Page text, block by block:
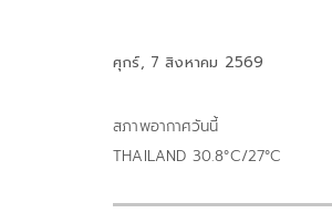
ศุกร์, 7 สิงหาคม 2569
สภาพอากาศวันนี้
THAILAND 30.8°C/27°C